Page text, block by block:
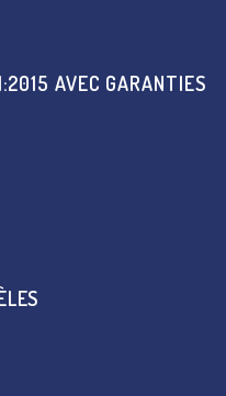
AVEC GARANTIES